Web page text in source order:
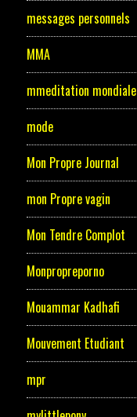
messages personnels
MMA
mmeditation mondiale
mode
Mon Propre Journal
mon Propre vagin
Mon Tendre Complot
Monpropreporno
Mouammar Kadhafi
Mouvement Etudiant
mpr